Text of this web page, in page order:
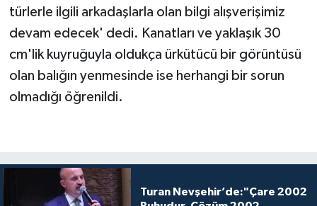
türlerle ilgili arkadaşlarla olan bilgi alışverişimiz
devam edecek' dedi. Kanatları ve yaklaşık 30
cm'lik kuyruğuyla oldukça ürkütücü bir görüntüsü
olan balığın yenmesinde ise herhangi bir sorun
olmadığı öğrenildi.
Turan Nevşehir’de:"Çare 2002